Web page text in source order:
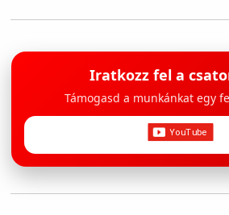
Iratkozz fel a
Támogasd a munkánkat egy